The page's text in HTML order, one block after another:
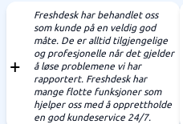
Freshdesk har behandlet oss
som kunde på en veldig god
måte. De er alltid tilgjengelige
og profesjonelle når det gjelder
å løse problemene vi har
rapportert. Freshdesk har
mange flotte funksjoner som
hjelper oss med å opprettholde
en god kundeservice 24/7.